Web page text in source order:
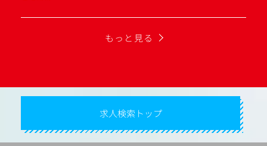
もっと見る
求人検索トップ